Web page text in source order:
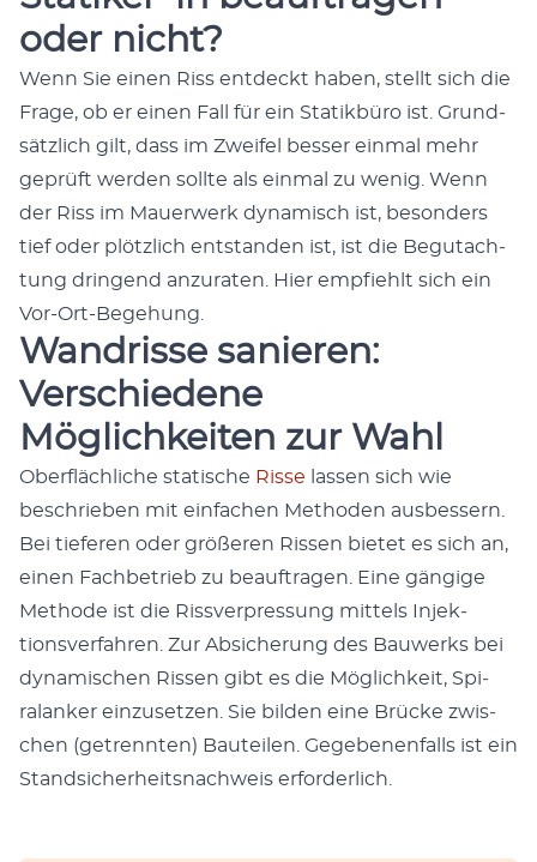
oder nicht?
Wenn Sie einen Riss ent­deckt haben, stellt sich die
Frage, ob er einen Fall für ein Sta­tik­büro ist. Grund­
sät­zlich gilt, dass im Zweifel bess­er ein­mal mehr
geprüft wer­den sollte als ein­mal zu wenig. Wenn
der Riss im Mauer­w­erk dynamisch ist, beson­ders
tief oder plöt­zlich ent­standen ist, ist die Begutach­
tung drin­gend anzu­rat­en. Hier emp­fiehlt sich ein
Vor-Ort-Bege­hung.
Wandrisse sanieren:
Verschiedene
Möglichkeiten zur Wahl
Ober­fläch­liche sta­tis­che Risse lassen sich wie
beschrieben mit ein­fachen Meth­o­d­en aus­bessern.
Bei tief­er­en oder größeren Ris­sen bietet es sich an,
einen Fach­be­trieb zu beauf­tra­gen. Eine gängige
Meth­ode ist die Rissver­pres­sung mit­tels Injek­
tionsver­fahren. Zur Absicherung des Bauw­erks bei
dynamis­chen Ris­sen gibt es die Möglichkeit, Spi­
ralanker einzuset­zen. Sie bilden eine Brücke zwis­
chen (getren­nten) Bauteilen. Gegebe­nen­falls ist ein
Stand­sicher­heit­snach­weis erforder­lich.